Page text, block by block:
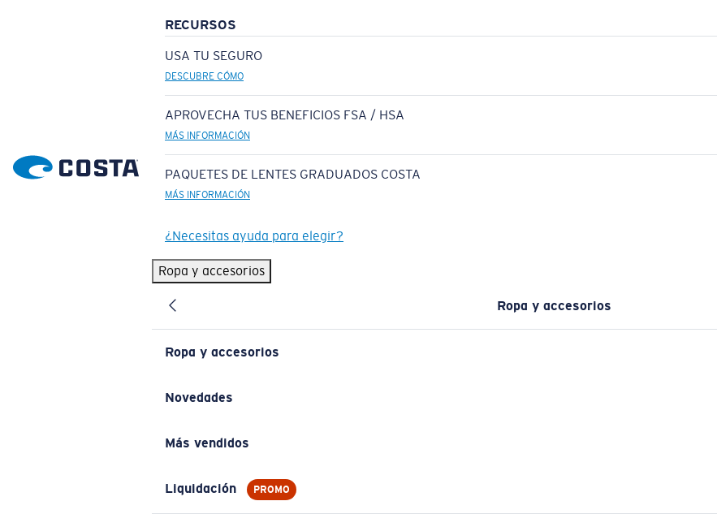
RECURSOS
USA TU SEGURO
DESCUBRE CÓMO
APROVECHA TUS BENEFICIOS FSA / HSA
MÁS INFORMACIÓN
PAQUETES DE LENTES GRADUADOS COSTA
MÁS INFORMACIÓN
¿Necesitas ayuda para elegir?
Ropa y accesorios
Ropa y accesorios
Ropa y accesorios
Novedades
Más vendidos
Liquidación PROMO